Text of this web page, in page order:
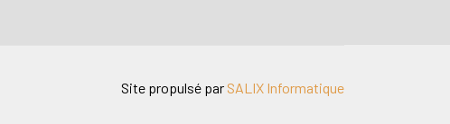
Site propulsé par SALIX Informatique